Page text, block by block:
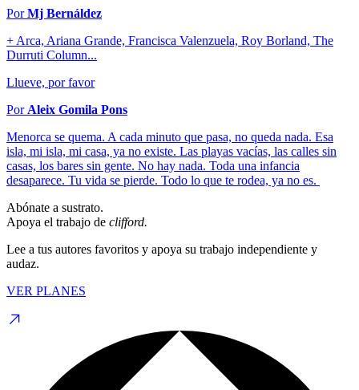
PorMj Bernáldez
+ Arca, Ariana Grande, Francisca Valenzuela, Roy Borland, The
Durruti Column...
Llueve, por favor
Por Aleix Gomila Pons
Menorca se quema. A cada minuto que pasa, no queda nada. Esa
isla, mi isla, mi casa, ya no existe. Las playas vacías, las calles sin
casas, los bares sin gente. No hay nada. Toda una infancia
desaparece. Tu vida se pierde. Todo lo que te rodea, ya no es.
Abónate a sustrato.
Apoya el trabajo de clifford.
Lee a tus autores favoritos y apoya su trabajo independiente y
audaz.
VER PLANES